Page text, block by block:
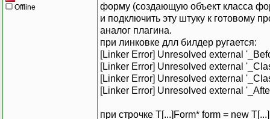
Offline
форму (создающую объект класса
и подключить эту штуку к готовому
аналог плагина.
при линковке длл билдер ругается:
[Linker Error] Unresolved external
[Linker Error] Unresolved external
[Linker Error] Unresolved external
[Linker Error] Unresolved external
при строчке T[...]Form* form = new